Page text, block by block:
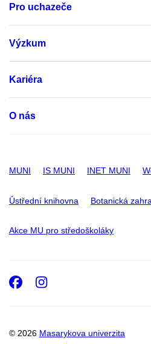
Pro uchazeče
Výzkum
Kariéra
O nás
MUNI IS MUNI INET MUNI
Ústřední knihovna Botanická
Akce MU pro středoškoláky
© 2026 Masarykova univerzita
Facebook
Instagram